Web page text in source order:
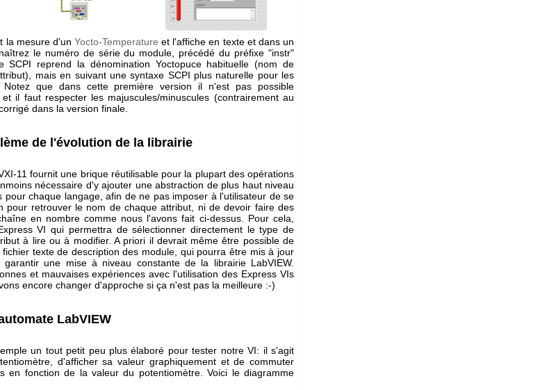
la mesure d'un Yocto-Temperature et l'affiche en texte et dans un
le numéro de série du module, précédé du préfixe "instr"
SCPI reprend la dénomination Yoctopuce habituelle (nom de
mais en suivant une syntaxe SCPI plus naturelle pour les
Notez que dans cette première version il n'est pas possible
il faut respecter les majuscules/minuscules (contrairement au
dans la version finale.
de l'évolution de la librairie
11 fournit une brique réutilisable pour la plupart des opérations
nécessaire d'y ajouter une abstraction de plus haut niveau
pour chaque langage, afin de ne pas imposer à l'utilisateur de se
pour retrouver le nom de chaque attribut, ni de devoir faire des
en nombre comme nous l'avons fait ci-dessus. Pour cela,
VI qui permettra de sélectionner directement le type de
à lire ou à modifier. A priori il devrait même être possible de
texte de description des module, qui pourra être mis à jour
garantir une mise à niveau constante de la librairie LabVIEW.
et mauvaises expériences avec l'utilisation des Express VIs
encore changer d'approche si ça n'est pas la meilleure :-)
LabVIEW
un tout petit peu plus élaboré pour tester notre VI: il s'agit
d'afficher sa valeur graphiquement et de commuter
en fonction de la valeur du potentiomètre. Voici le diagramme